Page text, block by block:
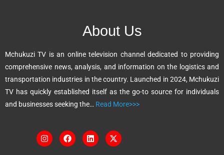
i
v
e
:
About Us
Mchukuzi TV is an online television channel dedicated to providing
comprehensive news, analysis, and information on the logistics and
transportation industries in the country. Launched in 2024, Mchukuzi
TV has quickly established itself as the go-to source for individuals
and businesses seeking the… Read More>>>